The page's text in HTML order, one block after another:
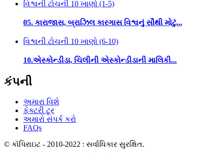
વિશ્વની ટોચની 10 ખાણો (1-5)
05. કારાજાસ, બ્રાઝિલ કારગાસ વિશ્વનું સૌથી મોટું...
વિશ્વની ટોચની 10 ખાણો (6-10)
10.એસ્કોન્ડીડા, ચિલીની એસ્કોન્ડીડાની માલિકી...
કંપની
અમારા વિશે
ફેક્ટરી ટૂર
અમારો સંપર્ક કરો
FAQs
© કૉપિરાઇટ - 2010-2022 : સર્વાધિકાર સુરક્ષિત.